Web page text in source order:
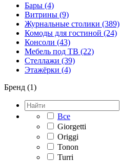
Бары (4)
Витрины (9)
Журнальные столики (389)
Комоды для гостиной (24)
Консоли (43)
Мебель под ТВ (22)
Стеллажи (39)
Этажёрки (4)
Бренд (1)
Все
Giorgetti
Origgi
Tonon
Turri